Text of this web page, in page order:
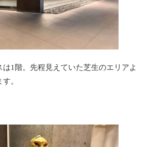
1階。先程見えていた芝生のエリアよ
。